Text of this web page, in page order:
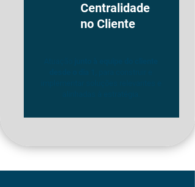
Centralidade
no Cliente